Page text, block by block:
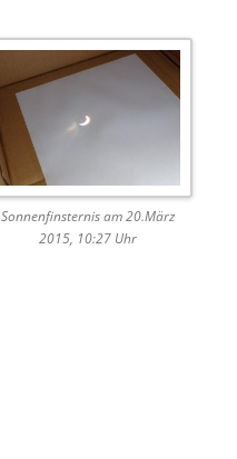
Sonnenfinsternis am 20.März
2015, 10:27 Uhr